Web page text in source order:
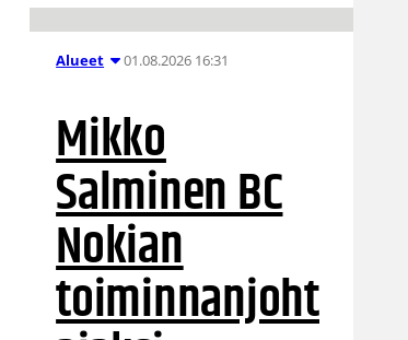
Alueet 01.08.2026 16:31
Mikko
Salminen BC
Nokian
toiminnanjoht